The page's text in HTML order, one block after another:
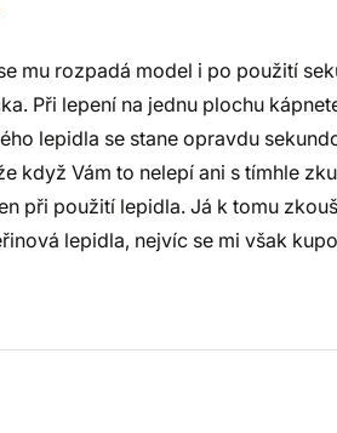
mu rozpadá model i po použití
Při lepení na jednu plochu
lepidla se stane opravdu
když Vám to nelepí ani s tímhle
při použití lepidla. Já k tomu
lepidla, nejvíc se mi však